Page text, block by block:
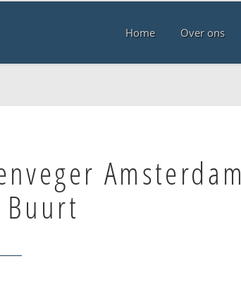
Home Over ons
Amsterdam